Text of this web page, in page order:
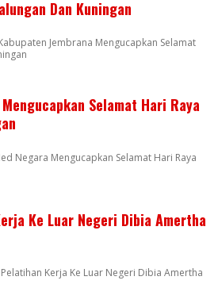
Dan Kuningan
Jembrana Mengucapkan Selamat
Selamat Hari Raya
Negara Mengucapkan Selamat Hari Raya
Ke Luar Negeri Dibia Amertha
Kerja Ke Luar Negeri Dibia Amertha